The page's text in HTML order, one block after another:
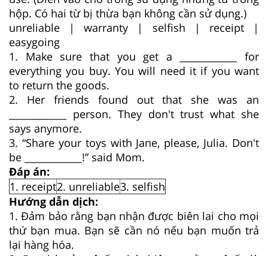
hộp. Có hai từ bị thừa bạn không cần sử dụng.)
unreliable | warranty | selfish | receipt |
easygoing
1. Make sure that you get a ____________ for
everything you buy. You will need it if you want
to return the goods.
2. Her friends found out that she was an
____________ person. They don't trust what she
says anymore.
3. “Share your toys with Jane, please, Julia. Don't
be ____________!” said Mom.
Đáp án:
1. receipt2. unreliable3. selfish
Hướng dẫn dịch:
1. Đảm bảo rằng bạn nhận được biên lai cho mọi
thứ bạn mua. Bạn sẽ cần nó nếu bạn muốn trả
lại hàng hóa.